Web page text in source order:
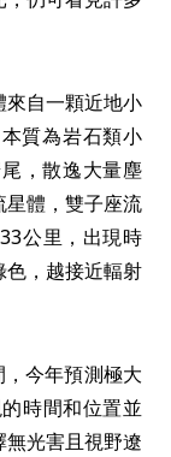
來自一顆近地小
質為岩石類小
，散逸大量塵
體，雙子座流
公里，出現時
色，越接近輻射
今年預測極大
時間和位置並
光害且視野遼